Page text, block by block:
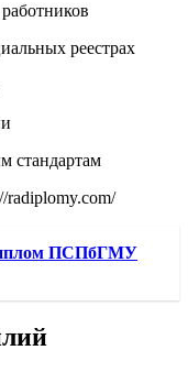
реестрах
стандартам
radiplomy.com/
ПСПбГМУ